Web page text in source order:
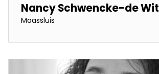
Nancy Schwencke-de Wit
Maassluis